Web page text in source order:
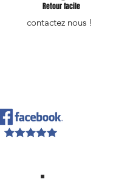
Retour facile
contactez nous !